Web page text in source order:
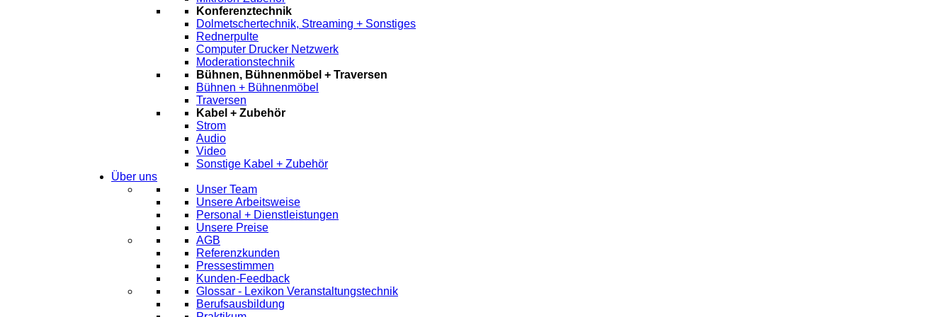
Konferenztechnik
Dolmetschertechnik, Streaming + Sonstiges
Rednerpulte
Computer Drucker Netzwerk
Moderationstechnik
Bühnen, Bühnenmöbel + Traversen
Bühnen + Bühnenmöbel
Traversen
Kabel + Zubehör
Strom
Audio
Video
Sonstige Kabel + Zubehör
Über uns
Unser Team
Unsere Arbeitsweise
Personal + Dienstleistungen
Unsere Preise
AGB
Referenzkunden
Pressestimmen
Kunden-Feedback
Glossar - Lexikon Veranstaltungstechnik
Berufsausbildung